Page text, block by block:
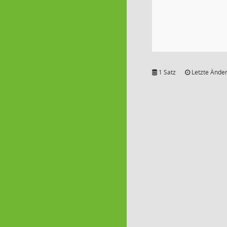
1 Satz Letzte